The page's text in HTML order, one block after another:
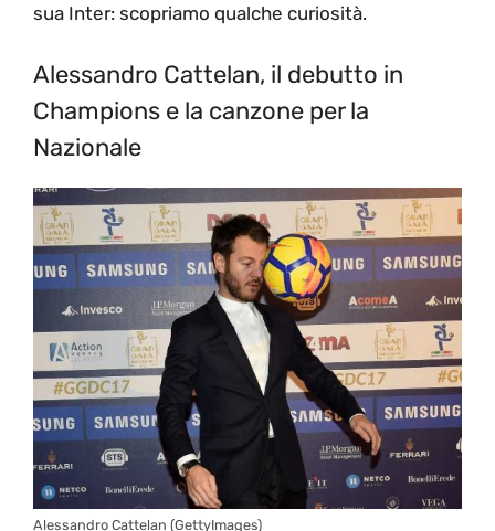
sua Inter: scopriamo qualche curiosità.
Alessandro Cattelan, il debutto in
Champions e la canzone per la
Nazionale
Alessandro Cattelan (GettyImages)